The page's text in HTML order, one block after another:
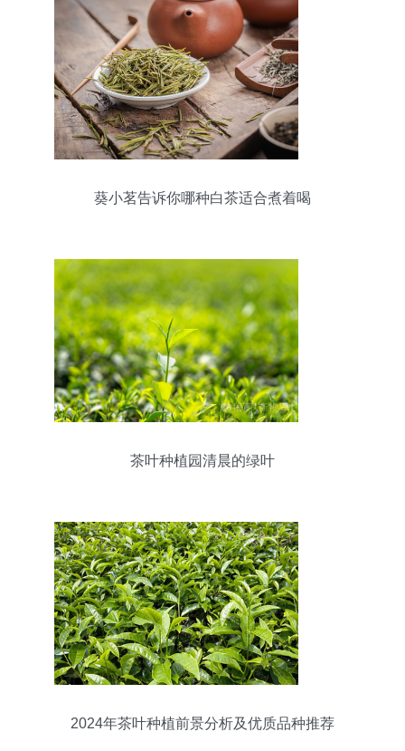
葵小茗告诉你哪种白茶适合煮着喝
茶叶种植园清晨的绿叶
2024年茶叶种植前景分析及优质品种推荐